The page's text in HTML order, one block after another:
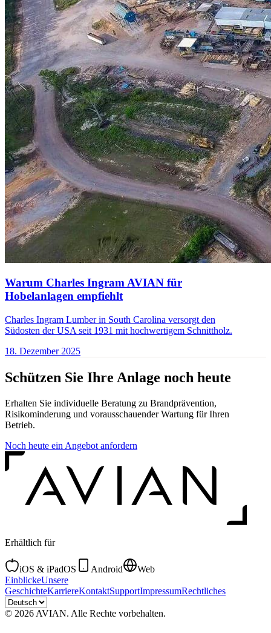
Warum Charles Ingram AVIAN für
Hobelanlagen empfiehlt
Charles Ingram Lumber in South Carolina versorgt den
Südosten der USA seit 1931 mit hochwertigem Schnittholz.
18. Dezember 2025
Schützen Sie Ihre Anlage noch heute
Erhalten Sie individuelle Beratung zu Brandprävention,
Risikominderung und vorausschauender Wartung für Ihren
Betrieb.
Noch heute ein Angebot anfordern
Erhältlich für
iOS & iPadOS Android
Web
EinblickeUnsere
GeschichteKarriereKontaktSupportImpressumRechtliches
© 2026 AVIAN. Alle Rechte vorbehalten.